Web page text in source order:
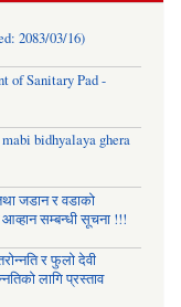
2083/03/16)
of Sanitary Pad -
bidhyalaya ghera
जडान र वडाको
सम्बन्धी सूचना !!!
र फुलो देवी
लागि प्रस्ताव